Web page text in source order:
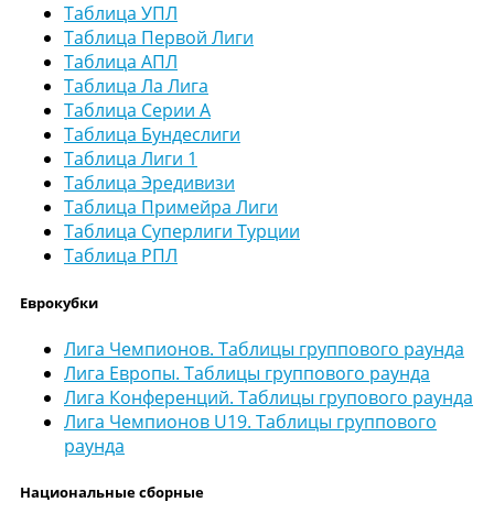
Таблица УПЛ
Таблица Первой Лиги
Таблица АПЛ
Таблица Ла Лига
Таблица Серии А
Таблица Бундеслиги
Таблица Лиги 1
Таблица Эредивизи
Таблица Примейра Лиги
Таблица Суперлиги Турции
Таблица РПЛ
Еврокубки
Лига Чемпионов. Таблицы группового раунда
Лига Европы. Таблицы группового раунда
Лига Конференций. Таблицы групового раунда
Лига Чемпионов U19. Таблицы группового
раунда
Национальные сборные